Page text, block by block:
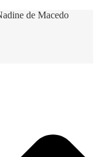
de Macedo